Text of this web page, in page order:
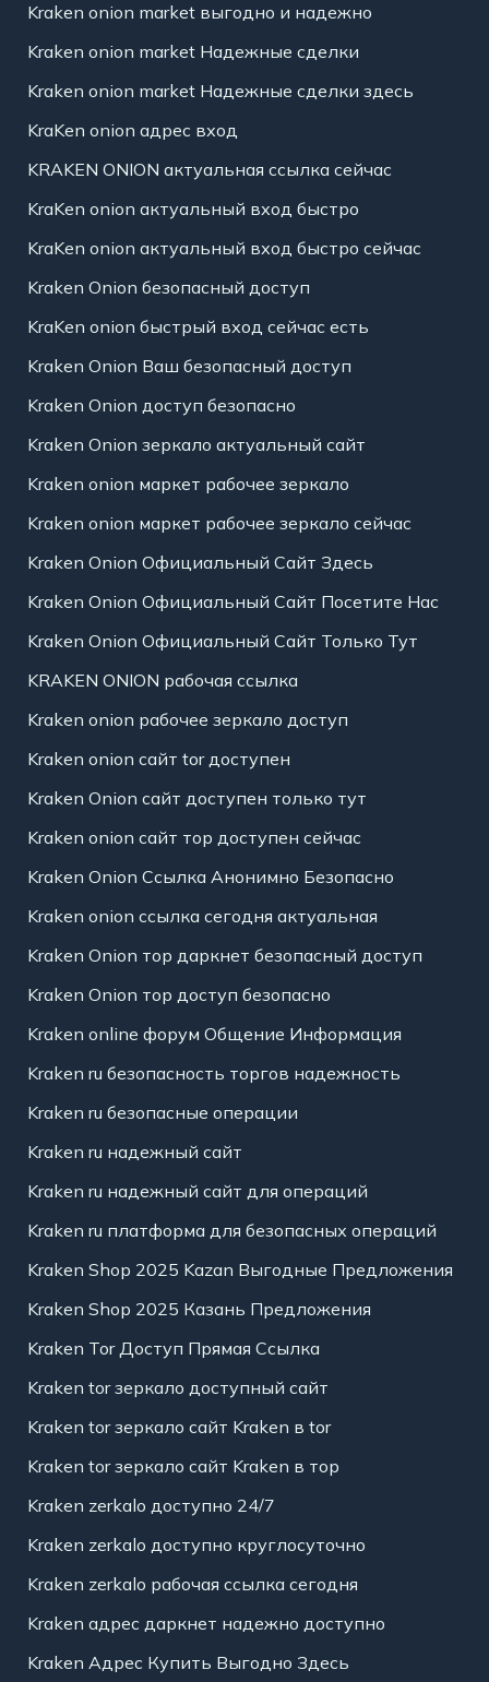
Kraken onion market выгодно и надежно
Kraken onion market Надежные сделки
Kraken onion market Надежные сделки здесь
KraKen onion адрес вход
KRAKEN ONION актуальная ссылка сейчас
KraKen onion актуальный вход быстро
KraKen onion актуальный вход быстро сейчас
Kraken Onion безопасный доступ
KraKen onion быстрый вход сейчас есть
Kraken Onion Ваш безопасный доступ
Kraken Onion доступ безопасно
Kraken Onion зеркало актуальный сайт
Kraken onion маркет рабочее зеркало
Kraken onion маркет рабочее зеркало сейчас
Kraken Onion Официальный Сайт Здесь
Kraken Onion Официальный Сайт Посетите Нас
Kraken Onion Официальный Сайт Только Тут
KRAKEN ONION рабочая ссылка
Kraken onion рабочее зеркало доступ
Kraken onion сайт tor доступен
Kraken Onion сайт доступен только тут
Kraken onion сайт тор доступен сейчас
Kraken Onion Ссылка Анонимно Безопасно
Kraken onion ссылка сегодня актуальная
Kraken Onion тор даркнет безопасный доступ
Kraken Onion тор доступ безопасно
Kraken online форум Общение Информация
Kraken ru безопасность торгов надежность
Kraken ru безопасные операции
Kraken ru надежный сайт
Kraken ru надежный сайт для операций
Kraken ru платформа для безопасных операций
Kraken Shop 2025 Kazan Выгодные Предложения
Kraken Shop 2025 Казань Предложения
Kraken Tor Доступ Прямая Ссылка
Kraken tor зеркало доступный сайт
Kraken tor зеркало сайт Kraken в tor
Kraken tor зеркало сайт Kraken в тор
Kraken zerkalo доступно 24/7
Kraken zerkalo доступно круглосуточно
Kraken zerkalo рабочая ссылка сегодня
Kraken адрес даркнет надежно доступно
Kraken Адрес Купить Выгодно Здесь